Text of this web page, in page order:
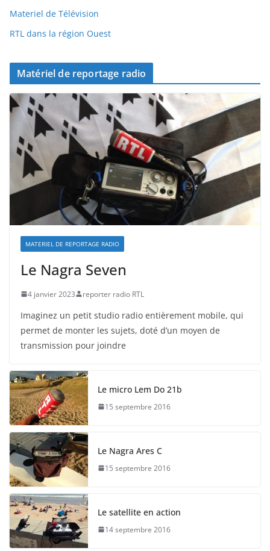
Materiel de Télévision
RTL dans la région Ouest
Matériel de reportage radio
MATERIEL DE REPORTAGE RADIO
Le Nagra Seven
4 janvier 2023 reporter radio RTL
Imaginez un petit studio radio entièrement mobile, qui
permet de monter les sujets, doté d’un moyen de
transmission pour joindre
Le micro Lem Do 21b
15 septembre 2016
Le Nagra Ares C
15 septembre 2016
Le satellite en action
14 septembre 2016